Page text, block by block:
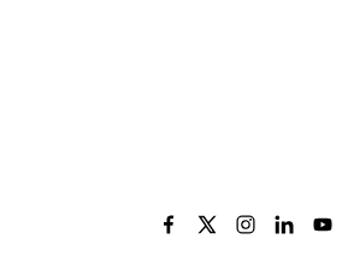
kontaktoplysninger